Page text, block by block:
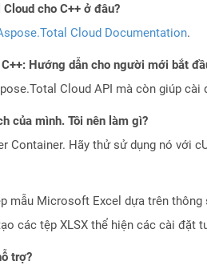
cho C++ ở đâu?
Cloud Documentation.
Hướng dẫn cho người mới bắt
Cloud API mà còn giúp
của mình. Tôi nên làm gì?
Hãy thử sử dụng nó với
mẫu Microsoft Excel dựa trên
các tệp XLSX thể hiện các cài đặt
trợ?